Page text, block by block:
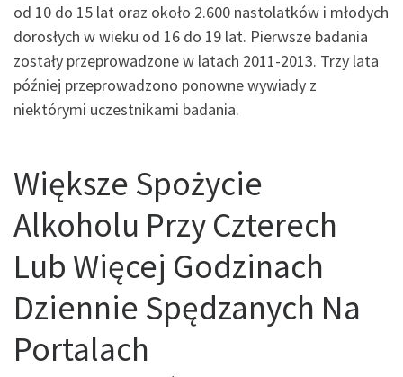
od 10 do 15 lat oraz około 2.600 nastolatków i młodych
dorosłych w wieku od 16 do 19 lat. Pierwsze badania
zostały przeprowadzone w latach 2011-2013. Trzy lata
później przeprowadzono ponowne wywiady z
niektórymi uczestnikami badania.
Większe Spożycie
Alkoholu Przy Czterech
Lub Więcej Godzinach
Dziennie Spędzanych Na
Portalach